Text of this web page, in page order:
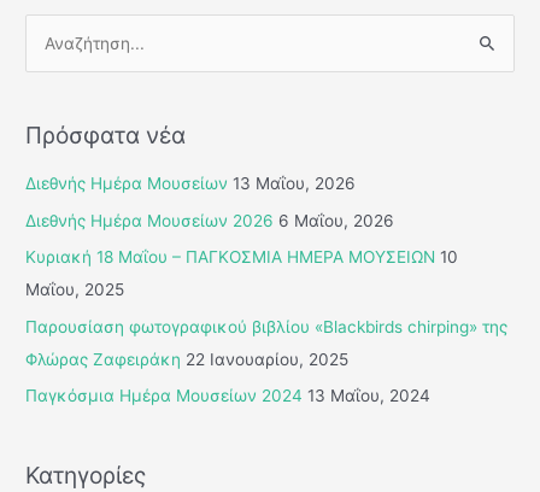
ζ
ή
τ
α
Πρόσφατα νέα
Διεθνής Ημέρα Μουσείων 13 Μαΐου, 2026
Διεθνής Ημέρα Μουσείων 2026 6 Μαΐου, 2026
Κυριακή 18 Μαΐου – ΠΑΓΚΟΣΜΙΑ ΗΜΕΡΑ ΜΟΥΣΕΙΩΝ 10
Μαΐου, 2025
Παρουσίαση φωτογραφικού βιβλίου «Blackbirds chirping» της
Φλώρας Ζαφειράκη 22 Ιανουαρίου, 2025
Παγκόσμια Ημέρα Μουσείων 2024 13 Μαΐου, 2024
Κατηγορίες